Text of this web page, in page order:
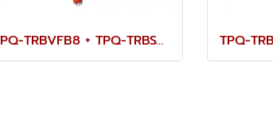
TPQ-TRBVFB8 + TPQ-TRBSWV8 ชุดปากกาจับชิ้นงาน 200 มม. (8") พร้อมฐานหมุน